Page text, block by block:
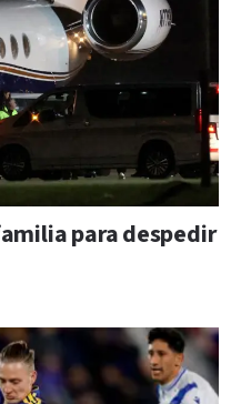
para despedir